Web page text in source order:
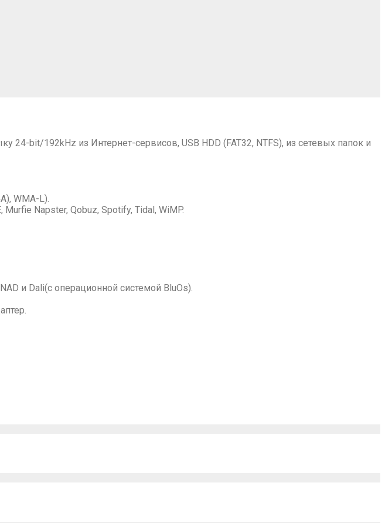
24-bit/192kHz из Интернет-сервисов, USB HDD (FAT32, NTFS), из сетевых папок и
WMA-L).
Napster, Qobuz, Spotify, Tidal, WiMP.
и Dali(с операционной системой BluOs).